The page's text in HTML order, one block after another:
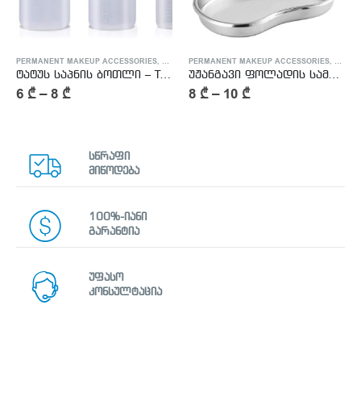
PERMANENT MAKEUP ACCESSORIES, TATTOO ACCESSORIES
ტატუს საპნის ბოთლი – Tattoo Soap Bottle
6 ₾–8 ₾
PERMANENT MAKEUP ACCESSORIES,
უჟანგავი ფოლადის სამედიცინო თასი S-M-L
8 ₾– 10 ₾
სწრაფი
მიწოდება
100%-იანი
გარანტია
უფასო
კონსულტაცია